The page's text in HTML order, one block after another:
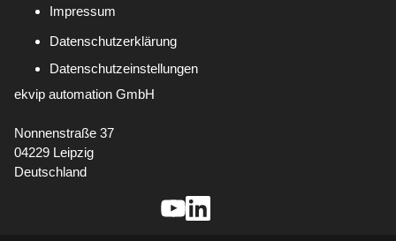
Impressum
Datenschutzerklärung
Datenschutzeinstellungen
ekvip automation GmbH
Nonnenstraße 37
04229 Leipzig
Deutschland